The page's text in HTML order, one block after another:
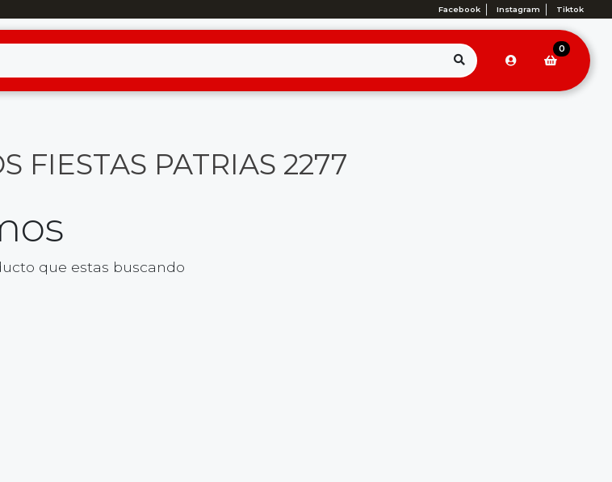
Facebook Instagram Tiktok
0
FIESTAS PATRIAS 2277
que estas buscando